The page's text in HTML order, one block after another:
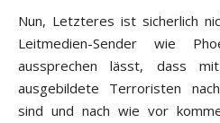
Nun, Letzteres ist sicherlich
Leitmedien-Sender wie
aussprechen lässt, dass
ausgebildete Terroristen
sind und nach wie vor